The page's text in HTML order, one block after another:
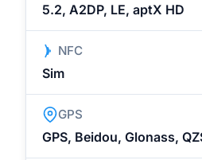
5.2, A2DP, LE, aptX HD
NFC
Sim
GPS
GPS, Beidou, Glonass,